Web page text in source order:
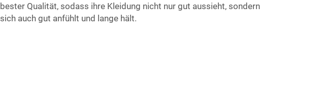
bester Qualität, sodass ihre Kleidung nicht nur gut aussieht, sondern
sich auch gut anfühlt und lange hält.